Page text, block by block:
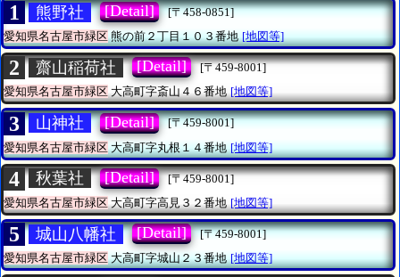
1 熊野社 [Detail]
[〒458-0851]
愛知県名古屋市緑区熊の前２丁目１０３番地 [地図等]
2 齋山稲荷社 [Detail]
[〒459-8001]
愛知県名古屋市緑区大高町字斎山４６番地 [地図等]
3 山神社 [Detail]
[〒459-8001]
愛知県名古屋市緑区大高町字丸根１４番地 [地図等]
4 秋葉社 [Detail]
[〒459-8001]
愛知県名古屋市緑区 大高町字高見３２番地 [地図等]
5 城山八幡社 [Detail]
[〒459-8001]
愛知県名古屋市緑区大高町字城山２３番地 [地図等]